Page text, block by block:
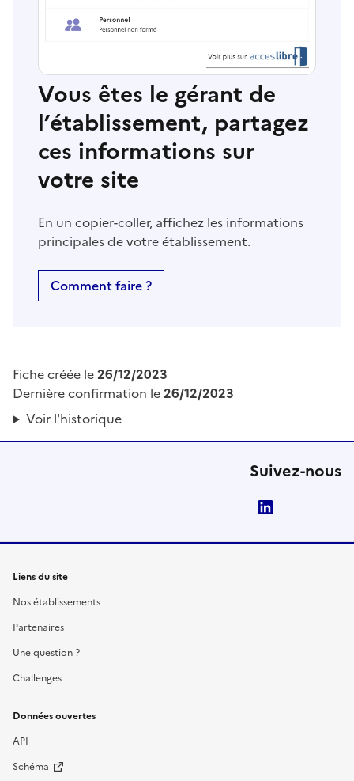
Vous êtes le gérant de
l’établissement, partagez
ces informations sur
votre site
En un copier-coller, affichez les informations
principales de votre établissement.
Comment faire ?
Fiche créée le26/12/2023
Dernière confirmation le26/12/2023
Voir l'historique
Suivez-nous
Liens du site
Nos établissements
Partenaires
Une question ?
Challenges
Données ouvertes
API
Schéma